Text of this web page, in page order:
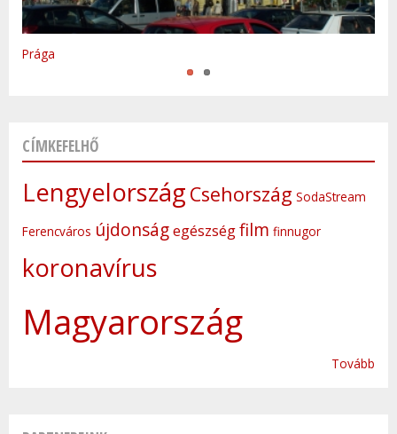
Prága
Varsó
CÍMKEFELHŐ
Lengyelország Csehország SodaStream
Ferencváros újdonságegészségfilm finnugor
koronavírus
Magyarország
Tovább